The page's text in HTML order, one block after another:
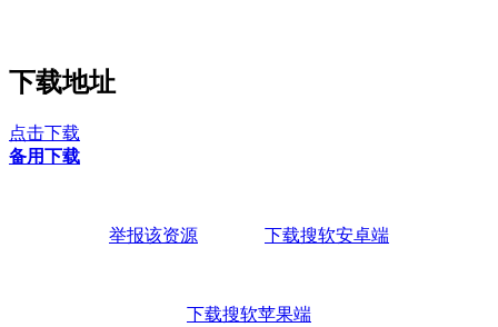
下载地址
点击下载
备用下载
举报该资源 下载搜软安卓端
下载搜软苹果端